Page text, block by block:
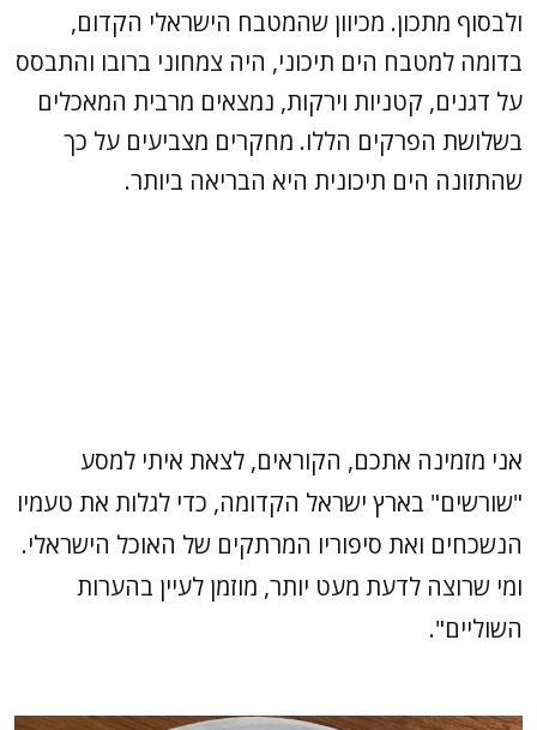
ולבסוף מתכון. מכיוון שהמטבח הישראלי הקדום,
בדומה למטבח הים תיכוני, היה צמחוני ברובו והתבסס
על דגנים, קטניות וירקות, נמצאים מרבית המאכלים
בשלושת הפרקים הללו. מחקרים מצביעים על כך
שהתזונה הים תיכונית היא הבריאה ביותר.
אני מזמינה אתכם, הקוראים, לצאת איתי למסע
"שורשים" בארץ ישראל הקדומה, כדי לגלות את טעמיו
הנשכחים ואת סיפוריו המרתקים של האוכל הישראלי.
ומי שרוצה לדעת מעט יותר, מוזמן לעיין בהערות
השוליים".